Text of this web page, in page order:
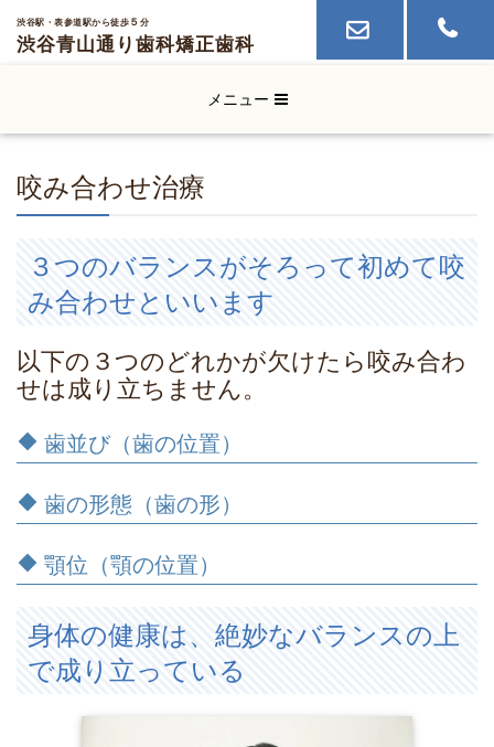
渋谷駅・表参道駅から徒歩 ５ 分
渋谷青山通り歯科矯正歯科
メニュー
咬み合わせ治療
３つのバランスがそろって初めて咬
み合わせといいます
以下の３つのどれかが欠けたら咬み合わ
せは成り立ちません。
歯並び（歯の位置）
歯の形態（歯の形）
顎位（顎の位置）
身体の健康は、絶妙なバランスの上
で成り立っている